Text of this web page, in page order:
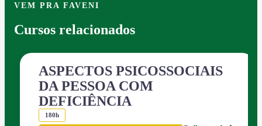
VEM PRA FAVENI
Cursos relacionados
ASPECTOS PSICOSSOCIAIS
DA PESSOA COM
DEFICIÊNCIA
180h